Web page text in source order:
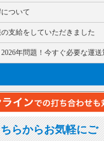
ついて
支給をしていただきました
年問題！今すぐ必要な運送
らからお気軽にご